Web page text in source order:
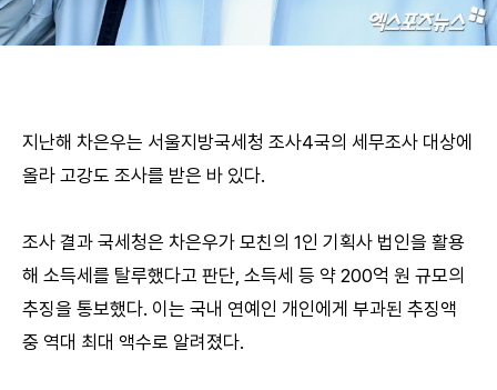
지난해 차은우는 서울지방국세청 조사4국의 세무조사 대상에
올라 고강도 조사를 받은 바 있다.
조사 결과 국세청은 차은우가 모친의 1인 기획사 법인을 활용
해 소득세를 탈루했다고 판단, 소득세 등 약 200억 원 규모의
추징을 통보했다. 이는 국내 연예인 개인에게 부과된 추징액
중 역대 최대 액수로 알려졌다.